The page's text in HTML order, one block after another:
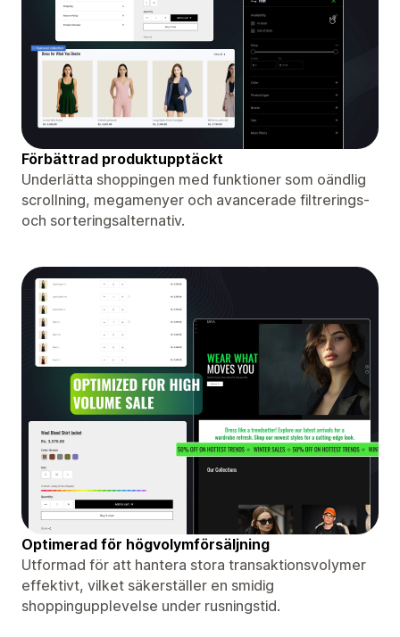
Förbättrad produktupptäckt
Underlätta shoppingen med funktioner som oändlig
scrollning, megamenyer och avancerade filtrerings-
och sorteringsalternativ.
Optimerad för högvolymförsäljning
Utformad för att hantera stora transaktionsvolymer
effektivt, vilket säkerställer en smidig
shoppingupplevelse under rusningstid.